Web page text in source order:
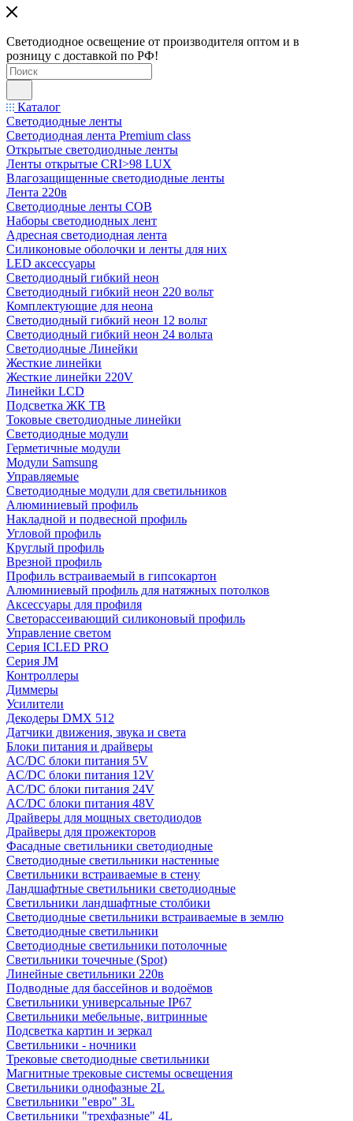
Светодиодное освещение от производителя оптом и в
розницу с доставкой по РФ!
Каталог
Светодиодные ленты
Светодиодная лента Premium class
Открытые светодиодные ленты
Ленты открытые CRI>98 LUX
Влагозащищенные светодиодные ленты
Лента 220в
Светодиодные ленты COB
Наборы светодиодных лент
Адресная светодиодная лента
Силиконовые оболочки и ленты для них
LED аксессуары
Светодиодный гибкий неон
Светодиодный гибкий неон 220 вольт
Комплектующие для неона
Светодиодный гибкий неон 12 вольт
Светодиодный гибкий неон 24 вольта
Светодиодные Линейки
Жесткие линейки
Жесткие линейки 220V
Линейки LCD
Подсветка ЖК ТВ
Токовые светодиодные линейки
Светодиодные модули
Герметичные модули
Модули Samsung
Управляемые
Светодиодные модули для светильников
Алюминиевый профиль
Накладной и подвесной профиль
Угловой профиль
Круглый профиль
Врезной профиль
Профиль встраиваемый в гипсокартон
Алюминиевый профиль для натяжных потолков
Аксессуары для профиля
Светорассеивающий силиконовый профиль
Управление светом
Серия ICLED PRO
Серия JM
Контроллеры
Диммеры
Усилители
Декодеры DMX 512
Датчики движения, звука и света
Блоки питания и драйверы
AC/DC блоки питания 5V
AC/DC блоки питания 12V
AC/DC блоки питания 24V
AC/DC блоки питания 48V
Драйверы для мощных светодиодов
Драйверы для прожекторов
Фасадные светильники светодиодные
Светодиодные светильники настенные
Светильники встраиваемые в стену
Ландшафтные светильники светодиодные
Светильники ландшафтные столбики
Светодиодные светильники встраиваемые в землю
Светодиодные светильники
Светодиодные светильники потолочные
Светильники точечные (Spot)
Линейные светильники 220в
Подводные для бассейнов и водоёмов
Светильники универсальные IP67
Светильники мебельные, витринные
Подсветка картин и зеркал
Светильники - ночники
Трековые светодиодные светильники
Магнитные трековые системы освещения
Светильники однофазные 2L
Светильники "евро" 3L
Светильники "трехфазные" 4L